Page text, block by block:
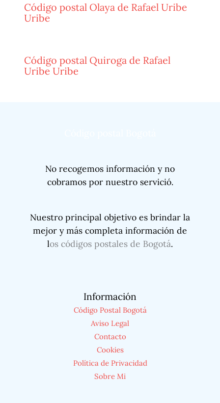
Código postal Olaya de Rafael Uribe
Uribe
Código postal Quiroga de Rafael
Uribe Uribe
No recogemos información y no
cobramos por nuestro servició.
Nuestro principal objetivo es brindar la
mejor y más completa información de
los códigos postales de Bogotá.
Información
Código Postal Bogotá
Aviso Legal
Contacto
Cookies
Política de Privacidad
Sobre Mi